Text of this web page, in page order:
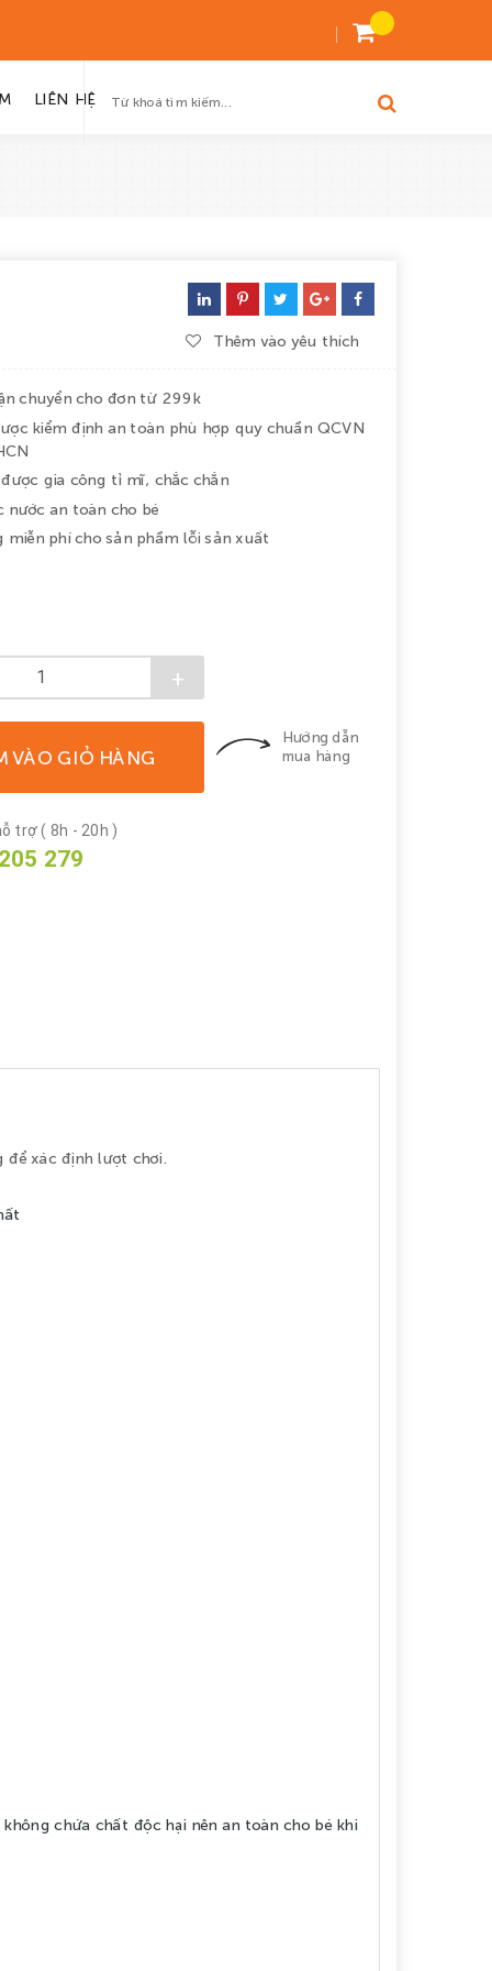
LIÊN HỆ
Thêm vào yêu thích
chuyển cho đơn từ 299k
kiểm định an toàn phù hợp quy chuẩn QCVN
gia công tỉ mĩ, chắc chắn
nước an toàn cho bé
phí cho sản phẩm lỗi sản xuất
+
VÀO GIỎ HÀNG
Hướng dẫn
mua hàng
trợ ( 8h - 20h )
279
xác định lượt chơi.
chứa chất độc hại nên an toàn cho bé khi